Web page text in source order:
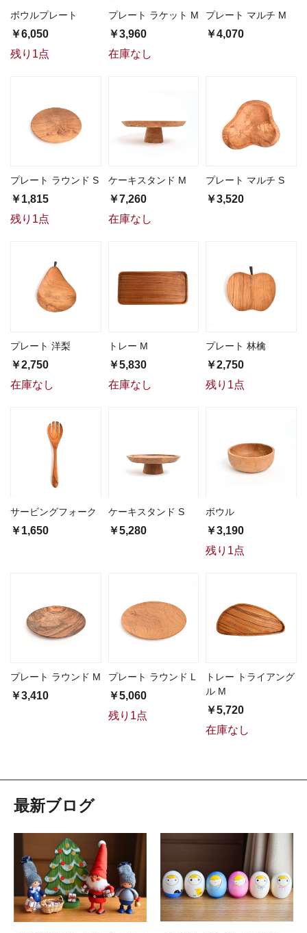
ボウルプレート
￥6,050
残り1点
プレート ラケット M
￥3,960
在庫なし
プレート マルチ M
￥4,070
プレート ラウンド S
￥1,815
残り1点
ケーキスタンド M
￥7,260
在庫なし
プレート マルチ S
￥3,520
プレート 洋梨
￥2,750
在庫なし
トレー M
￥5,830
在庫なし
プレート 林檎
￥2,750
残り1点
サービングフォーク
￥1,650
ケーキスタンド S
￥5,280
ボウル
￥3,190
残り1点
プレート ラウンド M
￥3,410
プレート ラウンド L
￥5,060
残り1点
トレー トライアング
ル M
￥5,720
在庫なし
最新ブログ